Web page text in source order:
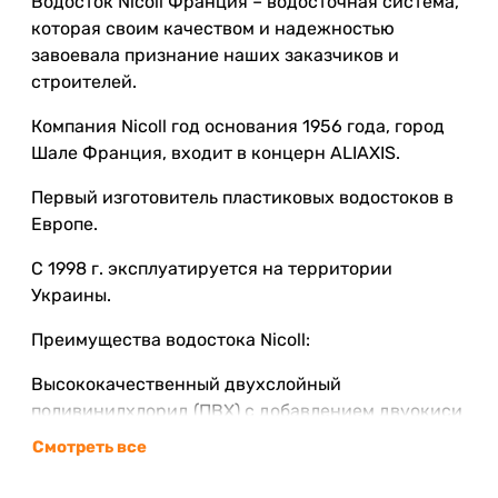
которая своим качеством и надежностью
завоевала признание наших заказчиков и
строителей.
Компания Nicoll год основания 1956 года, город
Шале Франция, входит в концерн ALIAXIS.
Первый изготовитель пластиковых водостоков в
Европе.
С 1998 г. эксплуатируется на территории
Украины.
Преимущества водостока Nicoll:
Высококачественный двухслойный
поливинилхлорид (ПВХ) с добавлением двуокиси
титана надежно защищает цвет системы на
Смотреть все